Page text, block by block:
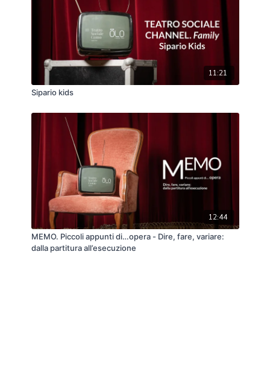
11:21
Sipario kids
12:44
MEMO. Piccoli appunti di…opera - Dire, fare, variare:
dalla partitura all’esecuzione